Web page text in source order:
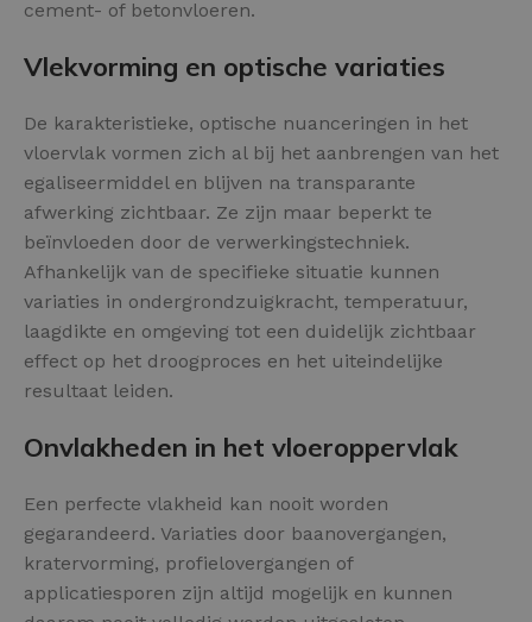
cement- of betonvloeren.
Vlekvorming en optische variaties
De karakteristieke, optische nuanceringen in het
vloervlak vormen zich al bij het aanbrengen van het
egaliseermiddel en blijven na transparante
afwerking zichtbaar. Ze zijn maar beperkt te
beïnvloeden door de verwerkingstechniek.
Afhankelijk van de specifieke situatie kunnen
variaties in ondergrondzuigkracht, temperatuur,
laagdikte en omgeving tot een duidelijk zichtbaar
effect op het droogproces en het uiteindelijke
resultaat leiden.
Onvlakheden in het vloeroppervlak
Een perfecte vlakheid kan nooit worden
gegarandeerd. Variaties door baanovergangen,
kratervorming, profielovergangen of
applicatiesporen zijn altijd mogelijk en kunnen